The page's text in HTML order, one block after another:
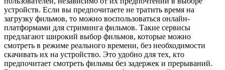
устройств. Если вы предпочитаете не тратить время на
загрузку фильмов, то можно воспользоваться онлайн-
платформами для стриминга фильмов. Такие сервисы
предлагают широкий выбор фильмов, которые можно
смотреть в режиме реального времени, без необходимости
скачивать их на устройство. Это удобно для тех, кто
предпочитает смотреть фильмы без задержек и прерываний.